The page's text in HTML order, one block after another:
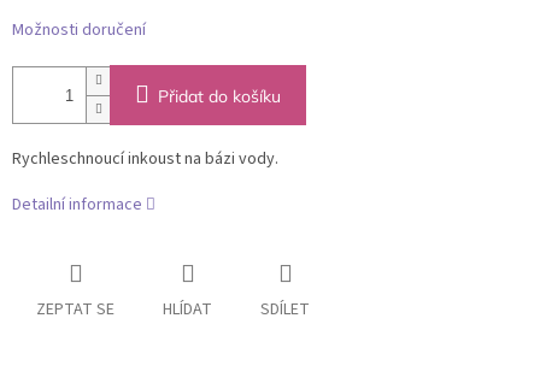
Možnosti doručení
Přidat do košíku
Rychleschnoucí inkoust na bázi vody.
Detailní informace
ZEPTAT SE HLÍDAT SDÍLET